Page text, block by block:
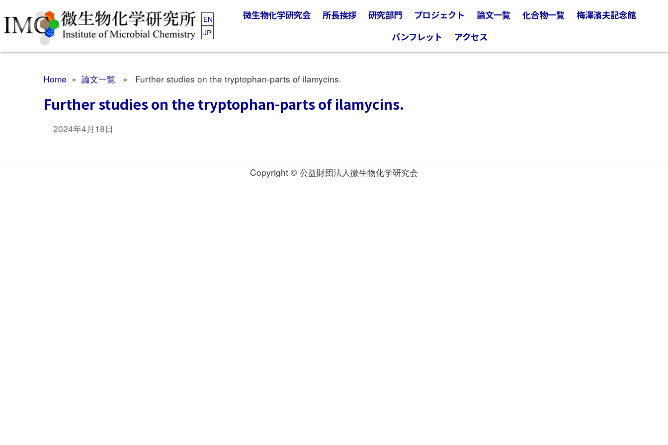
EN
JP
微生物化学研究会 所長挨拶 研究部門 プロジェクト 論文一覧 化合物一覧
梅澤濱夫記念館
パンフレット
アクセス
Home » 論文一覧 » Further studies on the tryptophan-parts of ilamycins.
Further studies on the tryptophan-parts of ilamycins.
2024年4月18日
Copyright © 公益財団法人微生物化学研究会